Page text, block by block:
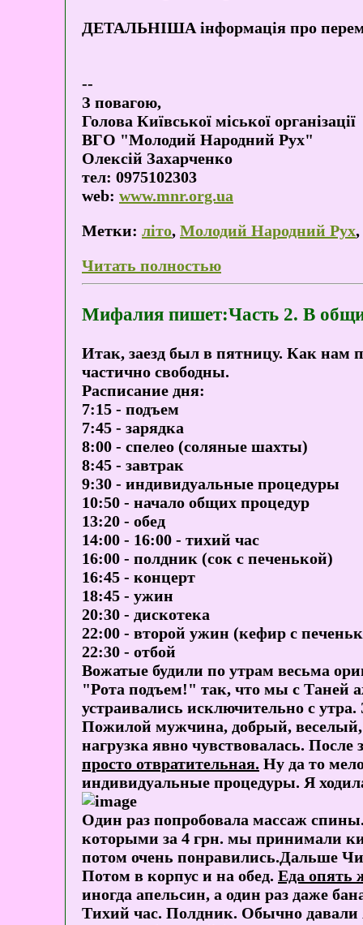
ДЕТАЛЬНІША інформація про
--
З повагою,
Голова Київської міської організації
ВГО "Молодий Народний Рух"
Олексій Захарченко
тел: 0975102303
web: www.mnr.org.ua
Метки: літо, Молодий Народний Рух,
Читать полностью
Мифалия пишет:Часть 2. В
Итак, заезд был в пятницу. Как нам
частично свободны.
Расписание дня:
7:15 - подъем
7:45 - зарядка
8:00 - спелео (соляные шахты)
8:45 - завтрак
9:30 - индивидуальные процедуры
10:50 - начало общих процедур
13:20 - обед
14:00 - 16:00 - тихий час
16:00 - полдник (сок с печенькой)
16:45 - концерт
18:45 - ужин
20:30 - дискотека
22:00 - второй ужин (кефир с
22:30 - отбой
Вожатые будили по утрам весьма
"Рота подъем!" так, что мы с Таней
устраивались исключительно с
Пожилой мужчина, добрый, веселый,
нагрузка явно чувствовалась.
просто отвратительная. Ну да то
индивидуальные процедуры. Я
Один раз попробовала массаж
которыми за 4 грн. мы принимали
потом очень понравились.Дальше
Потом в корпус и на обед. Еда опять
иногда апельсин, а один раз даже
Тихий час. Полдник. Обычно давали